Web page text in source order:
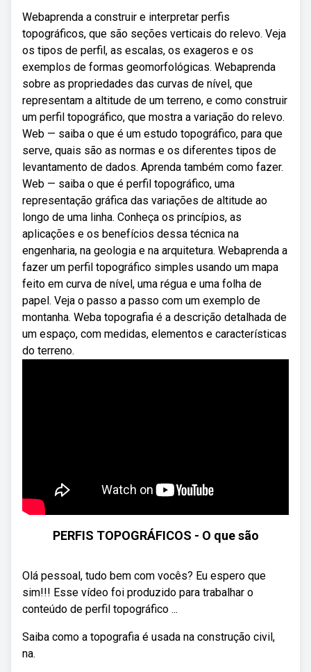
Webaprenda a construir e interpretar perfis
topográficos, que são seções verticais do relevo. Veja
os tipos de perfil, as escalas, os exageros e os
exemplos de formas geomorfológicas. Webaprenda
sobre as propriedades das curvas de nível, que
representam a altitude de um terreno, e como construir
um perfil topográfico, que mostra a variação do relevo.
Web — saiba o que é um estudo topográfico, para que
serve, quais são as normas e os diferentes tipos de
levantamento de dados. Aprenda também como fazer.
Web — saiba o que é perfil topográfico, uma
representação gráfica das variações de altitude ao
longo de uma linha. Conheça os princípios, as
aplicações e os benefícios dessa técnica na
engenharia, na geologia e na arquitetura. Webaprenda a
fazer um perfil topográfico simples usando um mapa
feito em curva de nível, uma régua e uma folha de
papel. Veja o passo a passo com um exemplo de
montanha. Weba topografia é a descrição detalhada de
um espaço, com medidas, elementos e características
do terreno.
PERFIS TOPOGRÁFICOS - O que são
Olá pessoal, tudo bem com vocês? Eu espero que
sim!!! Esse vídeo foi produzido para trabalhar o
conteúdo de perfil topográfico ...
Saiba como a topografia é usada na construção civil,
na.